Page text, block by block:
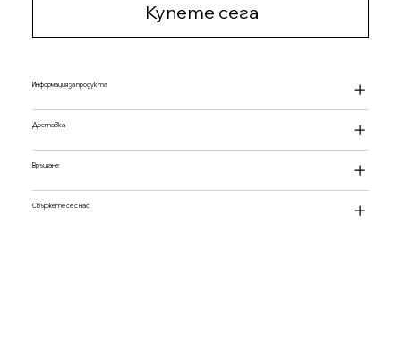
Купете сега
Информация за продукта
Доставка
Връщане
Свържете се с нас